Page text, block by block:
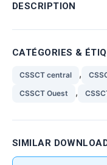
DESCRIPTION
CATÉGORIES &
CSSCT central ,
CSSCT Ouest ,
SIMILAR